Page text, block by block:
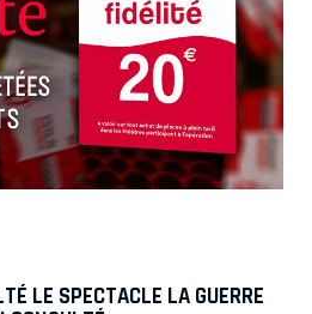
LE SPECTACLE LA GUERRE